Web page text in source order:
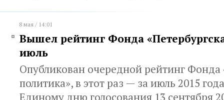
8 мая / 14:01
Вышел рейтинг Фонда
июль
Опубликован очередной рейтинг Фонда
политика», в этот раз — за июль 2015
Единому дню голосования 13 сентября